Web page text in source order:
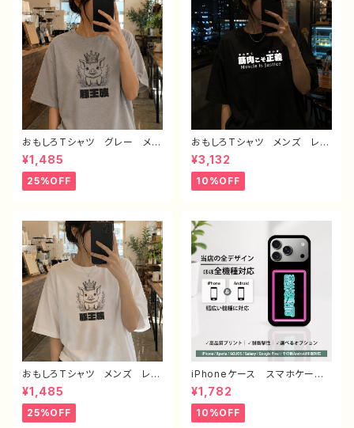
おもしろTシャツ グレー メン
ズ レディース 面白Tシャツ
かわいい おしゃれ イラス
ト ブタ 動物 ゆるかわ ゆ
るい ユニーク ネタ系 オリ
ーター クリエイター 絵師
オリジナル デザイン グッ
ズ 半袖シャツ デザイン コ
ラボ タイトル：豚王族（グレー）
作：んごミック C-3
¥1,485
25%OFF
おもしろTシャツ メンズ レデ
ィース 面白Tシャツ 文字
ネタTシャツ かわいい おしゃ
れ 個性的 おすすめ 半袖シ
ャツ デザイン コラボ オリ
ミック G-6
¥3,132
10%OFF
おもしろTシャツ メンズ レデ
ィース 面白Tシャツ かわい
い おしゃれ イラスト ブタ
動物 ゆるかわ ゆるい ユニ
ーク ネタ系 オリジナルキャ
¥1,485
25%OFF
iPhoneケース スマホケー
ス シンプル おしゃれ 面白
い おもしろスマホケース ネ
タ系 エモい ほぼ 全機種対
応 メンズ iPhone15/14/13/
¥1,782
10%OFF